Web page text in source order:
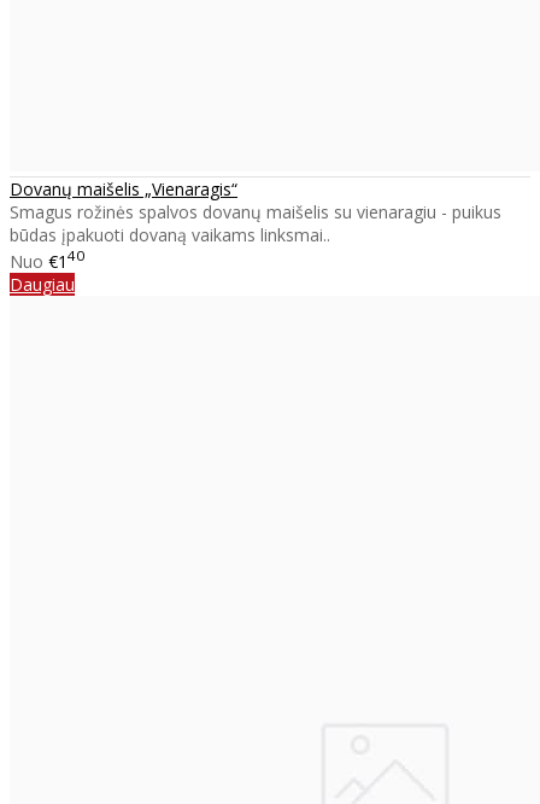
Dovanų maišelis „Vienaragis“
Smagus rožinės spalvos dovanų maišelis su vienaragiu - puikus
būdas įpakuoti dovaną vaikams linksmai..
Nuo €1 40
Daugiau